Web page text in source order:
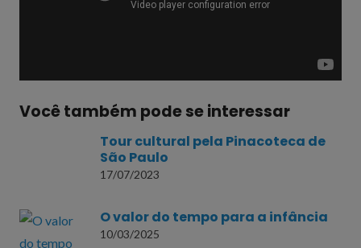
Você também pode se interessar
Tour cultural pela Pinacoteca de
São Paulo
17/07/2023
O valor do tempo para a infância
10/03/2025